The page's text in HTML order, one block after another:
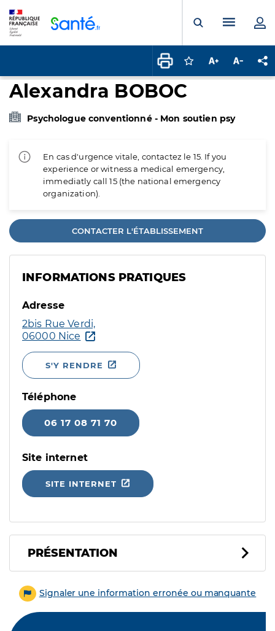
Ouvrir laMenu
Connectez-vous
Augmenter la
Alexandra BOBOC
Psychologue conventionné - Mon soutien psy
En cas d'urgence vitale, contactez le 15. If you
experience or witness a medical emergency,
immediatly call 15 (the national emergency
organization).
CONTACTER L'ÉTABLISSEMENT
INFORMATIONS PRATIQUES
Adresse
2bis Rue Verdi,
06000 Nice
S'Y RENDRE
Téléphone
06 17 08 71 70
Site internet
SITE INTERNET
PRÉSENTATION
Signaler une information erronée ou manquante